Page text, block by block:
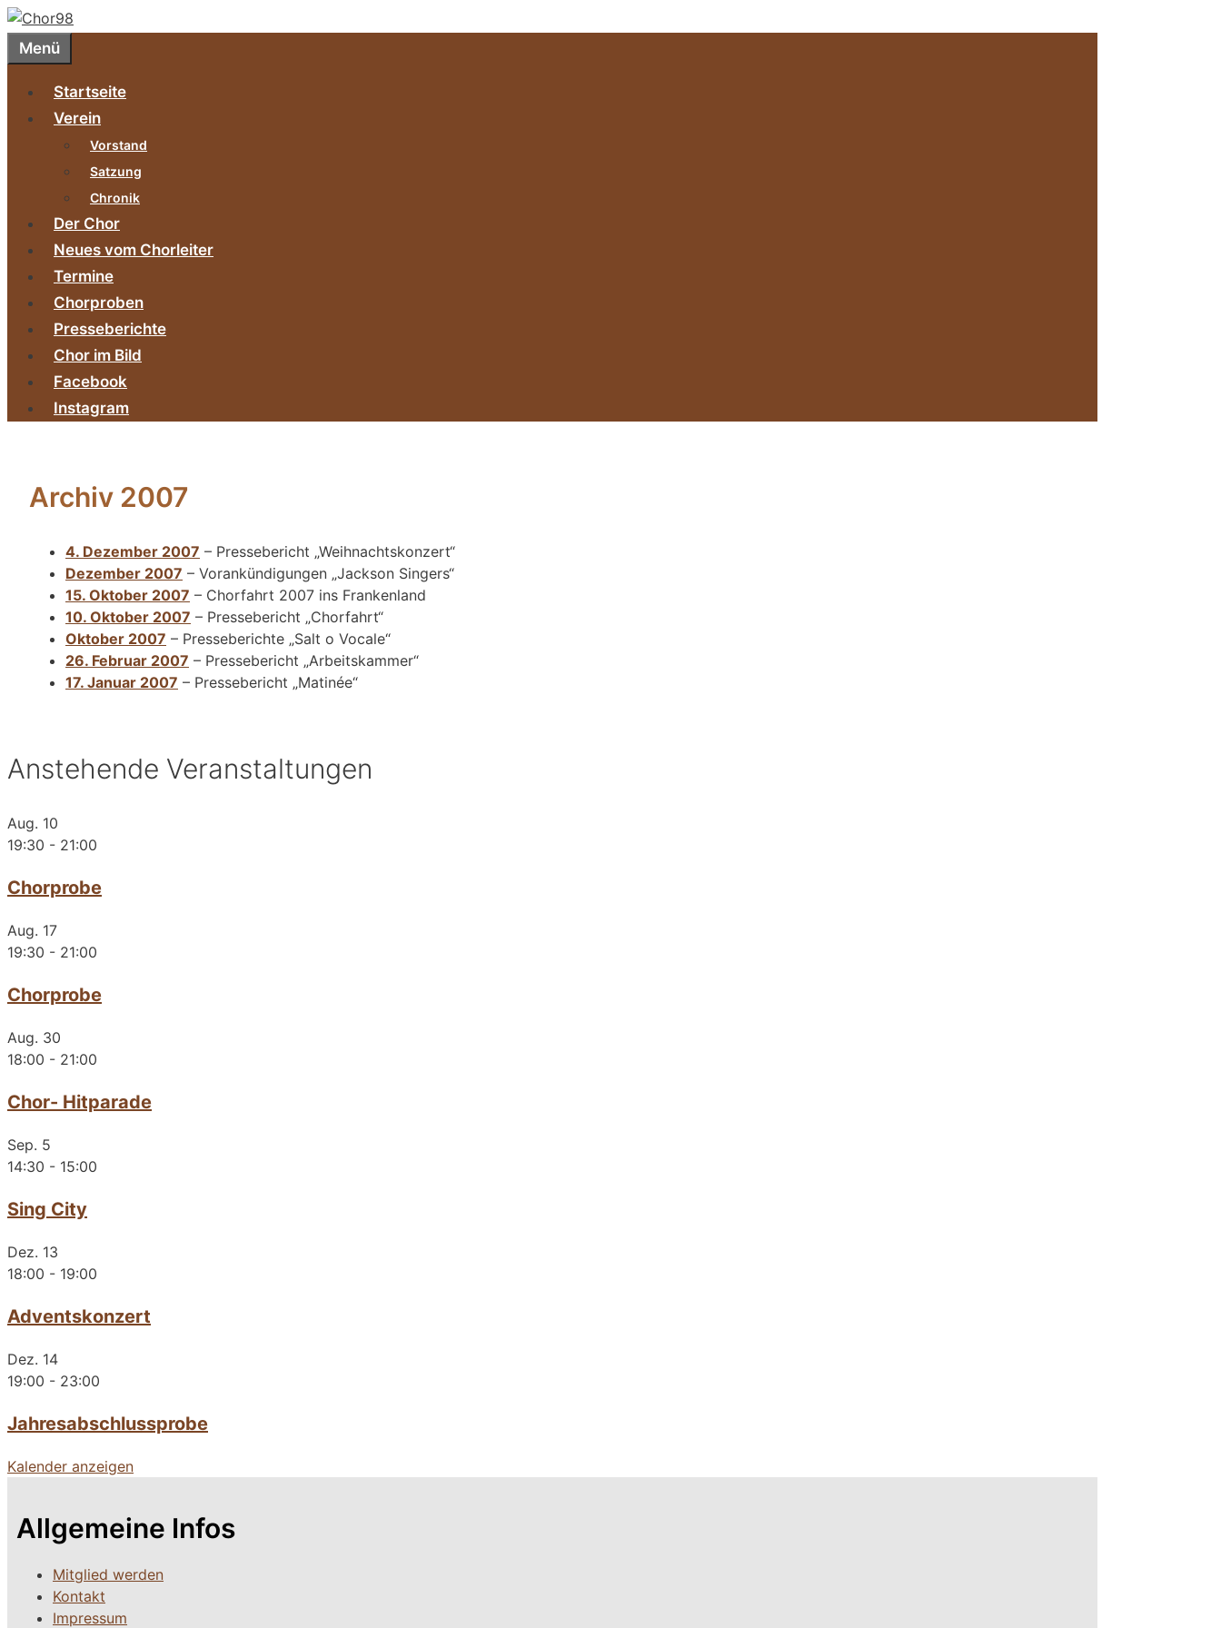
Zum
Inhalt
springen
Menü
Startseite
Verein
Vorstand
Satzung
Chronik
Der Chor
Neues vom Chorleiter
Termine
Chorproben
Presseberichte
Chor im Bild
Facebook
Instagram
Archiv 2007
4. Dezember 2007 – Pressebericht „Weihnachtskonzert“
Dezember 2007 – Vorankündigungen „Jackson Singers“
15. Oktober 2007 – Chorfahrt 2007 ins Frankenland
10. Oktober 2007 – Pressebericht „Chorfahrt“
Oktober 2007 – Presseberichte „Salt o Vocale“
26. Februar 2007 – Pressebericht „Arbeitskammer“
17. Januar 2007 – Pressebericht „Matinée“
Anstehende Veranstaltungen
Aug. 10
19:30 - 21:00
Chorprobe
Aug. 17
19:30 - 21:00
Chorprobe
Aug. 30
18:00 - 21:00
Chor- Hitparade
Sep. 5
14:30 - 15:00
Sing City
Dez. 13
18:00 - 19:00
Adventskonzert
Dez. 14
19:00 - 23:00
Jahresabschlussprobe
Kalender anzeigen
Allgemeine Infos
Mitglied werden
Kontakt
Impressum